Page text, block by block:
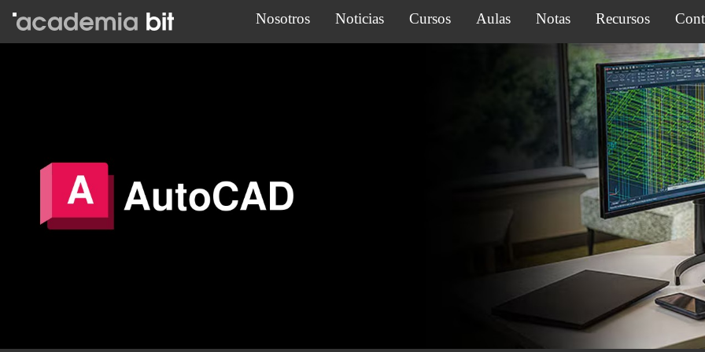
Nosotros Noticias Cursos Aulas Notas Recursos